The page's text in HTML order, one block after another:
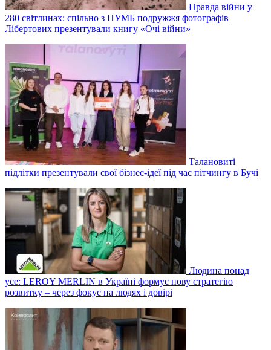
Правда війни у
280 світлинах: спільно з ПУМБ подружжя фотографів
Лібертових презентували книгу «Очі війни»
Талановиті
підлітки презентували свої бізнес-ідеї під час пітчингу в Бучі
Людина понад
усе: LEROY MERLIN в Україні формує нову стратегію
розвитку – через фокус на людях і довірі